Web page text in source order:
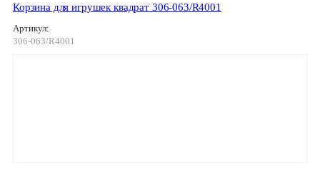
Корзина для игрушек квадрат 306-063/R4001
Артикул:
306-063/R4001